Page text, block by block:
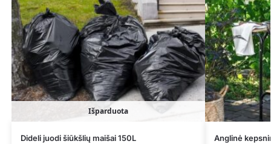
Išparduota
Dideli juodi šiūkšlių maišai 150L Anglinė